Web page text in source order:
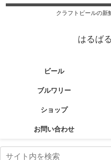
クラフトビールの新
はるば
ビール
ブルワリー
ショップ
お問い合わせ